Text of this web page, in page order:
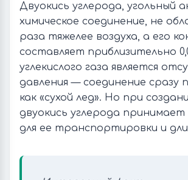
Двуокись углерода, угольный
химическое соединение, не
раза тяжелее воздуха, а его
составляет приблизительно
углекислого газа является
давления — соединение сразу
как «сухой лед». Но при
двуокись углерода
для ее транспортировки и